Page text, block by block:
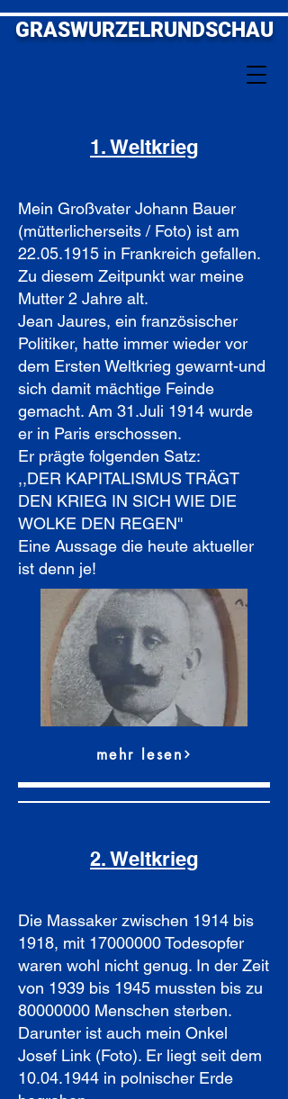
GRASWURZELRUNDSCHAU
1. Weltkrieg
Mein Großvater Johann Bauer
(mütterlicherseits / Foto) ist am
22.05.1915 in Frankreich gefallen.
Zu diesem Zeitpunkt war meine
Mutter 2 Jahre alt.
Jean Jaures, ein französischer
Politiker, hatte immer wieder vor
dem Ersten Weltkrieg gewarnt-und
sich damit mächtige Feinde
gemacht. Am 31.Juli 1914 wurde
er in Paris erschossen.
Er prägte folgenden Satz:
,,DER KAPITALISMUS TRÄGT
DEN KRIEG IN SICH WIE DIE
WOLKE DEN REGEN''
Eine Aussage die heute aktueller
ist denn je!
mehr lesen
2. Weltkrieg
Die Massaker zwischen 1914 bis
1918, mit 17000000Todesopfer
waren wohl nicht genug. In der Zeit
von 1939 bis 1945 mussten bis zu
80000000 Menschen sterben.
Darunter ist auch mein Onkel
Josef Link (Foto). Er liegt seit dem
10.04.1944 in polnischer Erde